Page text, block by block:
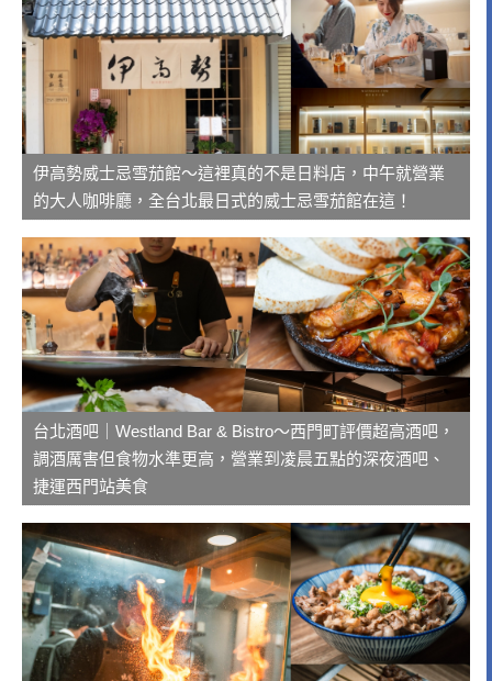
伊高勢威士忌雪茄館～這裡真的不是日料店，中午就營業
的大人咖啡廳，全台北最日式的威士忌雪茄館在這！
台北酒吧｜Westland Bar & Bistro～西門町評價超高酒吧，
調酒厲害但食物水準更高，營業到凌晨五點的深夜酒吧、
捷運西門站美食